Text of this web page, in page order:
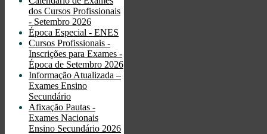
dos Cursos Profissionais
- Setembro 2026
Época Especial - ENES
Cursos Profissionais -
Inscrições para Exames -
Época de Setembro 2026
Informação Atualizada –
Exames Ensino
Secundário
Afixação Pautas -
Exames Nacionais
Ensino Secundário 2026